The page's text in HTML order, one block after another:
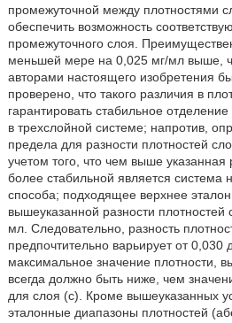
промежуточной между плотностями
обеспечить возможность
промежуточного слоя.
меньшей мере на 0,025 мг/мл выше,
авторами настоящего изобретения
проверено, что такого различия в
гарантировать стабильное
в трехслойной системе; напротив,
предела для разности плотностей
учетом того, что чем выше указанная
более стабильной является система
способа; подходящее верхнее
вышеуказанной разности
мл. Следовательно, разность
предпочтительно варьирует от
максимальное значение плотности,
всегда должно быть ниже, чем
для слоя (с). Кроме вышеуказанных
эталонные диапазоны плотностей